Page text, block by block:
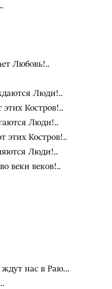
Любовь!..
Люди!..
этих Костров!..
Люди!..
этих Костров!..
Люди!..
веки веков!..
нас в Раю…